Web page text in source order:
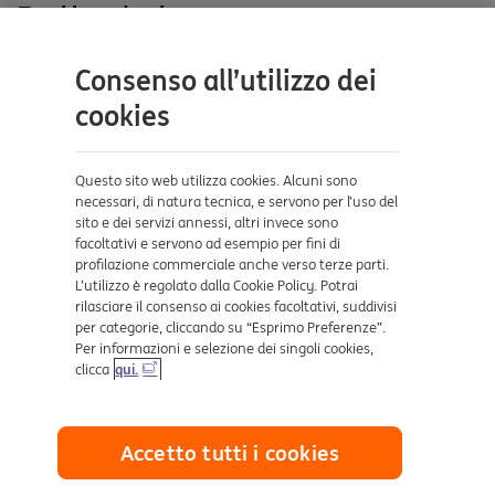
Tutti i prodotti
Aiuto e supporto
Dove ci trovi
Certificazioni
Collegamenti utili
Mappa del sito
Consenso all’utilizzo dei
cookies
Questo sito web utilizza cookies. Alcuni sono
necessari, di natura tecnica, e servono per l’uso del
sito e dei servizi annessi, altri invece sono
facoltativi e servono ad esempio per fini di
profilazione commerciale anche verso terze parti.
L’utilizzo è regolato dalla Cookie Policy. Potrai
rilasciare il consenso ai cookies facoltativi, suddivisi
per categorie, cliccando su “Esprimo Preferenze”.
Per informazioni e selezione dei singoli cookies,
clicca qui.
Accetto tutti i cookies